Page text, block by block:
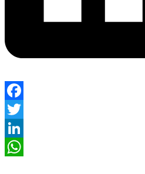
Facebook
Twitter
LinkedIn